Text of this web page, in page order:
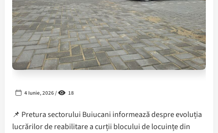
4 Iunie, 2026 / 18
📌 Pretura sectorului Buiucani informează despre evoluția
lucrărilor de reabilitare a curții blocului de locuințe din